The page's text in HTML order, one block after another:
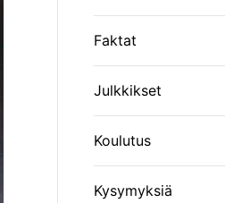
Faktat
Julkkikset
Koulutus
Kysymyksiä